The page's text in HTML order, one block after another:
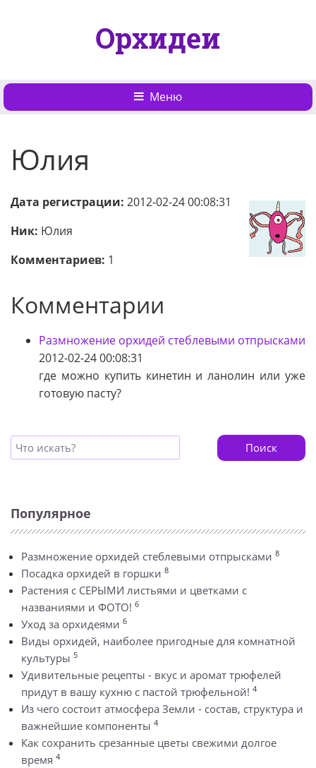
Орхидеи
Меню
Поиск
Популярное
Размножение орхидей стеблевыми отпрысками 8
Посадка орхидей в горшки 8
Растения с СЕРЫМИ листьями и цветками с
названиями и ФОТО! 6
Уход за орхидеями 6
Виды орхидей, наиболее пригодные для комнатной
культуры 5
Удивительные рецепты - вкус и аромат трюфелей
придут в вашу кухню с пастой трюфельной! 4
Из чего состоит атмосфера Земли - состав, структура и
важнейшие компоненты 4
Как сохранить срезанные цветы свежими долгое
время 4
Юлия
Дата регистрации: 2012-02-24 00:08:31
Ник: Юлия
Комментариев: 1
Комментарии
Размножение орхидей стеблевыми отпрысками
2012-02-24 00:08:31
где можно купить кинетин и ланолин или уже
готовую пасту?